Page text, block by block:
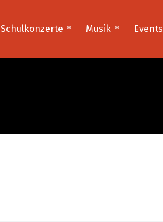
Schulkonzerte Musik Events